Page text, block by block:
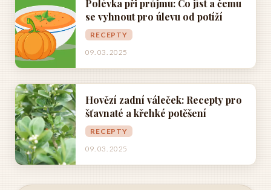
Polévka při průjmu: Co jíst a čemu
se vyhnout pro úlevu od potíží
RECEPTY
09. 03. 2025
Hovězí zadní váleček: Recepty pro
šťavnaté a křehké potěšení
RECEPTY
09. 03. 2025